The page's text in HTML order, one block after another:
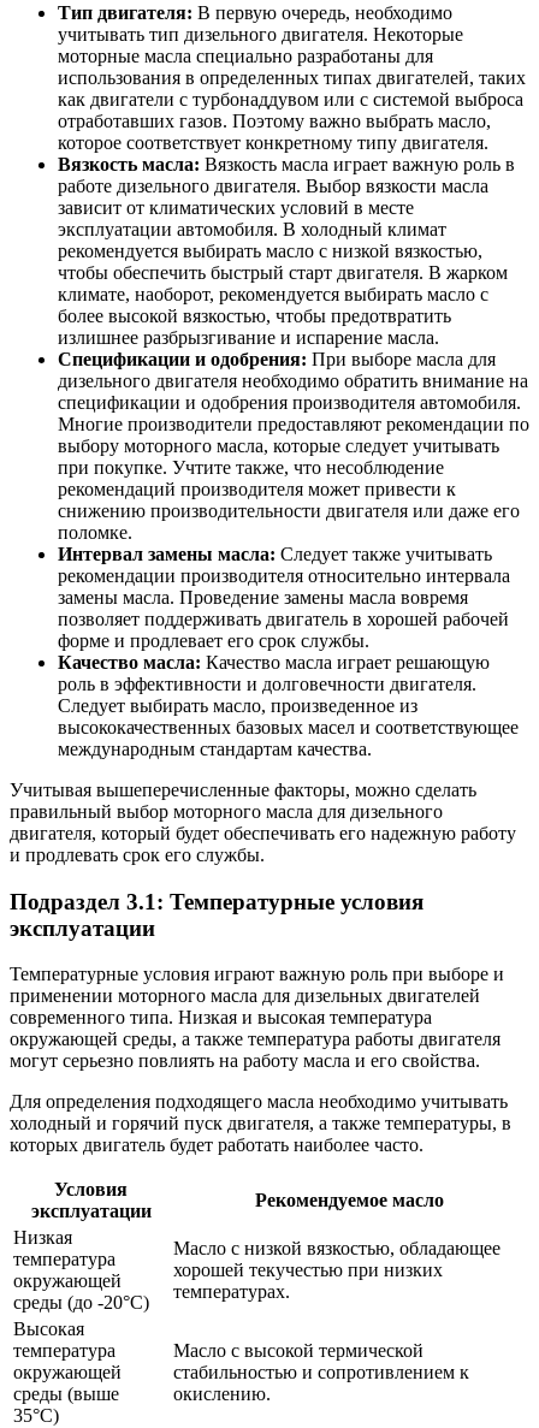
Тип двигателя: В первую очередь, необходимо
учитывать тип дизельного двигателя. Некоторые
моторные масла специально разработаны для
использования в определенных типах двигателей, таких
как двигатели с турбонаддувом или с системой выброса
отработавших газов. Поэтому важно выбрать масло,
которое соответствует конкретному типу двигателя.
Вязкость масла: Вязкость масла играет важную роль в
работе дизельного двигателя. Выбор вязкости масла
зависит от климатических условий в месте
эксплуатации автомобиля. В холодный климат
рекомендуется выбирать масло с низкой вязкостью,
чтобы обеспечить быстрый старт двигателя. В жарком
климате, наоборот, рекомендуется выбирать масло с
более высокой вязкостью, чтобы предотвратить
излишнее разбрызгивание и испарение масла.
Спецификации и одобрения: При выборе масла для
дизельного двигателя необходимо обратить внимание на
спецификации и одобрения производителя автомобиля.
Многие производители предоставляют рекомендации по
выбору моторного масла, которые следует учитывать
при покупке. Учтите также, что несоблюдение
рекомендаций производителя может привести к
снижению производительности двигателя или даже его
поломке.
Интервал замены масла: Следует также учитывать
рекомендации производителя относительно интервала
замены масла. Проведение замены масла вовремя
позволяет поддерживать двигатель в хорошей рабочей
форме и продлевает его срок службы.
Качество масла: Качество масла играет решающую
роль в эффективности и долговечности двигателя.
Следует выбирать масло, произведенное из
высококачественных базовых масел и соответствующее
международным стандартам качества.
Учитывая вышеперечисленные факторы, можно сделать
правильный выбор моторного масла для дизельного
двигателя, который будет обеспечивать его надежную работу
и продлевать срок его службы.
Подраздел 3.1: Температурные условия
эксплуатации
Температурные условия играют важную роль при выборе и
применении моторного масла для дизельных двигателей
современного типа. Низкая и высокая температура
окружающей среды, а также температура работы двигателя
могут серьезно повлиять на работу масла и его свойства.
Для определения подходящего масла необходимо учитывать
холодный и горячий пуск двигателя, а также температуры, в
которых двигатель будет работать наиболее часто.
Условия
эксплуатации
Рекомендуемое масло
Низкая
температура
окружающей
среды (до -20°C)
Масло с низкой вязкостью, обладающее
хорошей текучестью при низких
температурах.
Высокая
температура
окружающей
среды (выше
35°C)
Масло с высокой термической
стабильностью и сопротивлением к
окислению.